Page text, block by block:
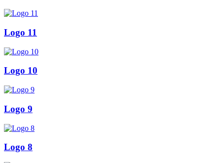
Logo 11
Logo 10
Logo 9
Logo 8